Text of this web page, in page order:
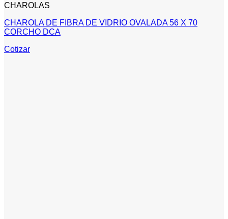
CHAROLAS
CHAROLA DE FIBRA DE VIDRIO OVALADA 56 X 70
CORCHO DCA
Cotizar